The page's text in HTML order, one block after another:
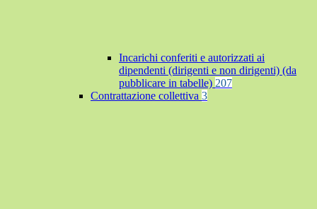
Incarichi conferiti e autorizzati ai
dipendenti (dirigenti e non dirigenti) (da
pubblicare in tabelle) 207
Contrattazione collettiva 3